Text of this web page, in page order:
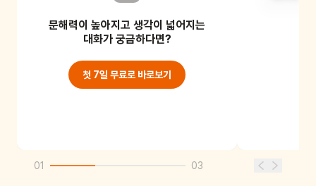
그림책"을 읽으려고 했어요.
문해력이 높아지고 생각이 넓어지는
대화가 궁금하다면?
첫 7일 무료로 바로보기
01 03